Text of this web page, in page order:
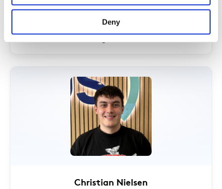
Deny
RevOps Systems Engineer
Christian Nielsen